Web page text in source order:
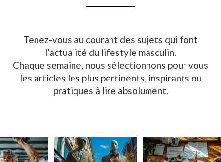
Tenez-vous au courant des sujets qui font
l’actualité du lifestyle masculin.
Chaque semaine, nous sélectionnons pour vous
les articles les plus pertinents, inspirants ou
pratiques à lire absolument.